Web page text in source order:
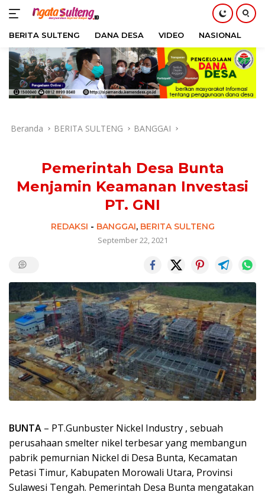
Langsung
konten
BERITA SULTENG DANA DESA VIDEO NASIONAL
Beranda BERITA SULTENG BANGGAI
Pemerintah Desa Bunta
Menjamin Keamanan Investasi
PT. GNI
REDAKSI - BANGGAI, BERITA SULTENG
September 22, 2021
BUNTA – PT.Gunbuster Nickel Industry , sebuah
perusahaan smelter nikel terbesar yang membangun
pabrik pemurnian Nickel di Desa Bunta, Kecamatan
Petasi Timur, Kabupaten Morowali Utara, Provinsi
Sulawesi Tengah. Pemerintah Desa Bunta mengatakan